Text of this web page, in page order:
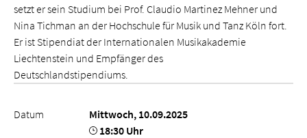
setzt er sein Studium bei Prof. Claudio Martinez Mehner und
Nina Tichman an der Hochschule für Musik und Tanz Köln fort.
Er ist Stipendiat der Internationalen Musikakademie
Liechtenstein und Empfänger des
Deutschlandstipendiums.
Datum
Mittwoch, 10.09.2025
18:30 Uhr